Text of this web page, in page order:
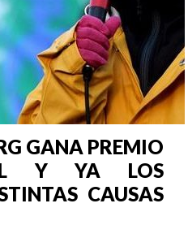
GANA PREMIO
Y YA LOS
CAUSAS